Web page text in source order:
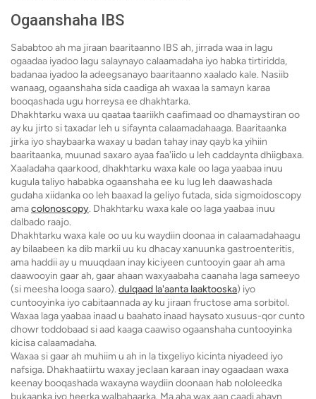
Ogaanshaha IBS
Sababtoo ah ma jiraan baaritaanno IBS ah, jirrada waa in lagu
ogaadaa iyadoo lagu salaynayo calaamadaha iyo habka tirtiridda,
badanaa iyadoo la adeegsanayo baaritaanno xaalado kale. Nasiib
wanaag, ogaanshaha sida caadiga ah waxaa la samayn karaa
booqashada ugu horreysa ee dhakhtarka.
Dhakhtarku waxa uu qaataa taariikh caafimaad oo dhamaystiran oo
ay ku jirto si taxadar leh u sifaynta calaamadahaaga. Baaritaanka
jirka iyo shaybaarka waxay u badan tahay inay qayb ka yihiin
baaritaanka, muunad saxaro ayaa faa'iido u leh caddaynta dhiigbaxa.
Xaaladaha qaarkood, dhakhtarku waxa kale oo laga yaabaa inuu
kugula taliyo hababka ogaanshaha ee ku lug leh daawashada
gudaha xiidanka oo leh baaxad la geliyo futada, sida sigmoidoscopy
amacolonoscopy. Dhakhtarku waxa kale oo laga yaabaa inuu
dalbado raajo.
Dhakhtarku waxa kale oo uu ku waydiin doonaa in calaamadahaagu
ay bilaabeen ka dib markii uu ku dhacay xanuunka gastroenteritis,
ama haddii ay u muuqdaan inay kiciyeen cuntooyin gaar ah ama
daawooyin gaar ah, gaar ahaan waxyaabaha caanaha laga sameeyo
(si meesha looga saaro). dulqaad la'aanta laaktooska) iyo
cuntooyinka iyo cabitaannada ay ku jiraan fructose ama sorbitol.
Waxaa laga yaabaa inaad u baahato inaad haysato xusuus-qor cunto
dhowr toddobaad si aad kaaga caawiso ogaanshaha cuntooyinka
kicisa calaamadaha.
Waxaa si gaar ah muhiim u ah in la tixgeliyo kicinta niyadeed iyo
nafsiga. Dhakhaatiirtu waxay jeclaan karaan inay ogaadaan waxa
keenay booqashada waxayna waydiin doonaan hab nololeedka
bukaanka iyo heerka walbahaarka. Ma aha wax aan caadi ahayn